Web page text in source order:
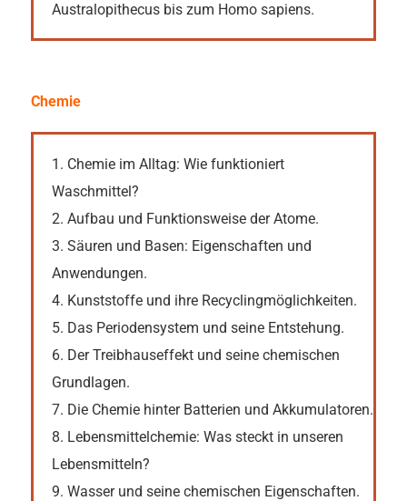
Australopithecus bis zum Homo sapiens.
Chemie
1. Chemie im Alltag: Wie funktioniert
Waschmittel?
2. Aufbau und Funktionsweise der Atome.
3. Säuren und Basen: Eigenschaften und
Anwendungen.
4. Kunststoffe und ihre Recyclingmöglichkeiten.
5. Das Periodensystem und seine Entstehung.
6. Der Treibhauseffekt und seine chemischen
Grundlagen.
7. Die Chemie hinter Batterien und Akkumulatoren.
8. Lebensmittelchemie: Was steckt in unseren
Lebensmitteln?
9. Wasser und seine chemischen Eigenschaften.